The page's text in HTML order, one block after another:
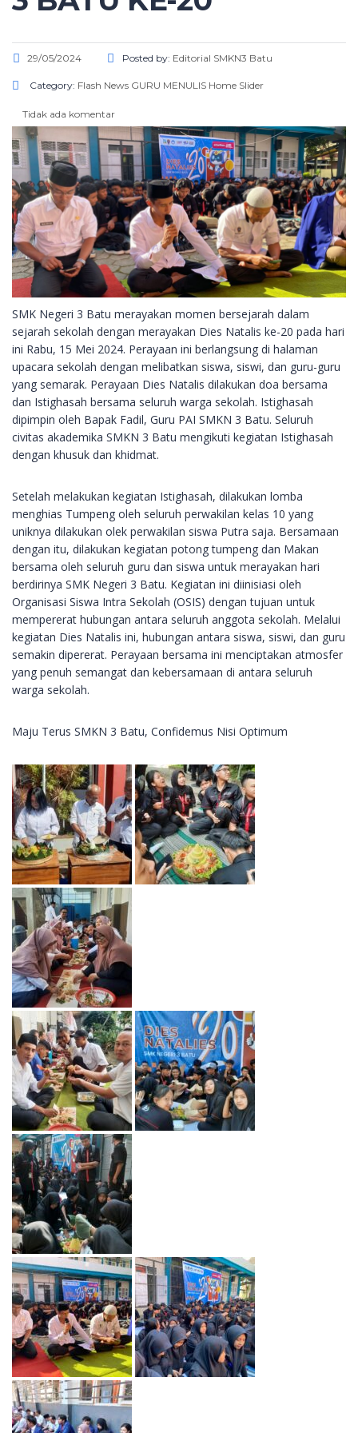
29/05/2024 Posted by: Editorial SMKN3 Batu
Category: Flash News GURU MENULIS Home Slider
Tidak ada komentar
SMK Negeri 3 Batu merayakan momen bersejarah dalam
sejarah sekolah dengan merayakan Dies Natalis ke-20 pada hari
ini Rabu, 15 Mei 2024. Perayaan ini berlangsung di halaman
upacara sekolah dengan melibatkan siswa, siswi, dan guru-guru
yang semarak. Perayaan Dies Natalis dilakukan doa bersama
dan Istighasah bersama seluruh warga sekolah. Istighasah
dipimpin oleh Bapak Fadil, Guru PAI SMKN 3 Batu. Seluruh
civitas akademika SMKN 3 Batu mengikuti kegiatan Istighasah
dengan khusuk dan khidmat.
Setelah melakukan kegiatan Istighasah, dilakukan lomba
menghias Tumpeng oleh seluruh perwakilan kelas 10 yang
uniknya dilakukan olek perwakilan siswa Putra saja. Bersamaan
dengan itu, dilakukan kegiatan potong tumpeng dan Makan
bersama oleh seluruh guru dan siswa untuk merayakan hari
berdirinya SMK Negeri 3 Batu. Kegiatan ini diinisiasi oleh
Organisasi Siswa Intra Sekolah (OSIS) dengan tujuan untuk
mempererat hubungan antara seluruh anggota sekolah. Melalui
kegiatan Dies Natalis ini, hubungan antara siswa, siswi, dan guru
semakin dipererat. Perayaan bersama ini menciptakan atmosfer
yang penuh semangat dan kebersamaan di antara seluruh
warga sekolah.
Maju Terus SMKN 3 Batu, Confidemus Nisi Optimum